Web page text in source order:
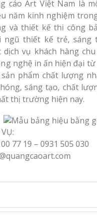
cáo Art Việt Nam là
năm kinh nghiệm
và thiết kế thi công
ngũ thiết kế trẻ, sáng
dịch vụ khách hàng
nghệ in ấn hiện đại
phẩm chất lượng
sáng tạo, chất
thị trường hiện nay.
77 19 – 0931 505 030